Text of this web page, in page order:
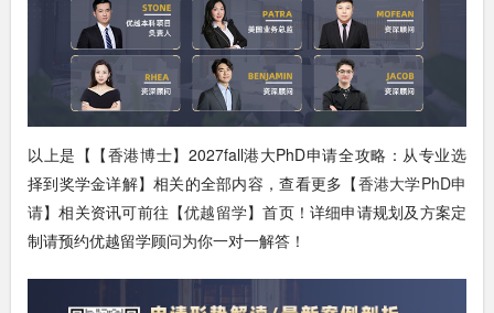
以上是【【香港博士】2027fall港大PhD申请全攻略：从专业选
择到奖学金详解】相关的全部内容，查看更多【香港大学PhD申
请】相关资讯可前往【优越留学】首页！详细申请规划及方案定
制请预约优越留学顾问为你一对一解答！